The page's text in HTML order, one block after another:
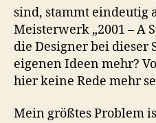
sind, stammt eindeutig
Meisterwerk „2001 – A
die Designer bei dieser
eigenen Ideen mehr?
hier keine Rede mehr
Mein größtes Problem